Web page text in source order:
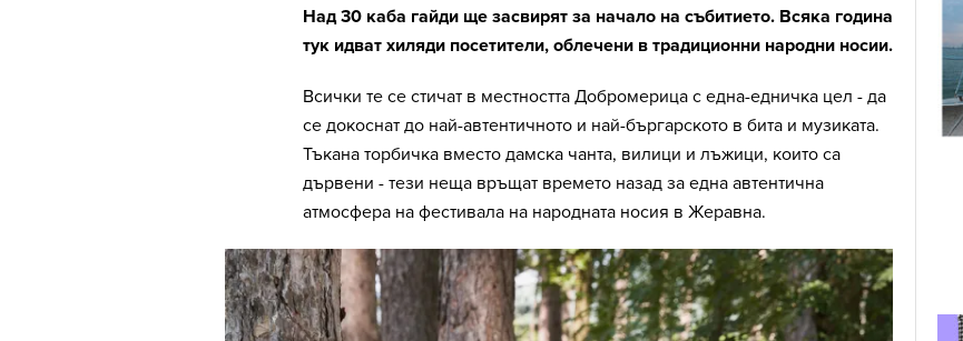
Над 30 каба гайди ще засвирят за начало на събитието. Всяка година
тук идват хиляди посетители, облечени в традиционни народни носии.
Всички те се стичат в местността Добромерица с една-едничка цел - да
се докоснат до най-автентичното и най-бъргарското в бита и музиката.
Тъкана торбичка вместо дамска чанта, вилици и лъжици, които са
дървени - тези неща връщат времето назад за една автентична
атмосфера на фестивала на народната носия в Жеравна.